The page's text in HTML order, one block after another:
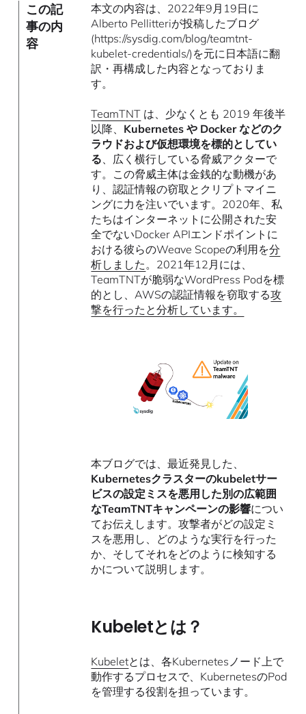
この記
事の内
容
本文の内容は、2022年9月19日に
Alberto Pellitteriが投稿したブログ
(https://sysdig.com/blog/teamtnt-
kubelet-credentials/)を元に日本語に翻
訳・再構成した内容となっておりま
す。
TeamTNT は、少なくとも 2019 年後半
以降、 Kubernetes や Docker などのク
ラウドおよび仮想環境を標的としてい
る、広く横行している脅威アクターで
す。この脅威主体は金銭的な動機があ
り、認証情報の窃取とクリプトマイニ
ングに力を注いでいます。2020年、私
たちはインターネットに公開された安
全でないDocker APIエンドポイントに
おける彼らのWeave Scopeの利用を分
析しました。2021年12月には、
TeamTNTが脆弱なWordPress Podを標
的とし、AWSの認証情報を窃取する攻
撃を行ったと分析しています。
本ブログでは、最近発見した、
Kubernetesクラスターのkubeletサー
ビスの設定ミスを悪用した別の広範囲
なTeamTNTキャンペーンの影響につい
てお伝えします。攻撃者がどの設定ミ
スを悪用し、どのような実行を行った
か、そしてそれをどのように検知する
かについて説明します。
Kubeletとは？
Kubeletとは、各Kubernetesノード上で
動作するプロセスで、KubernetesのPod
を管理する役割を担っています。